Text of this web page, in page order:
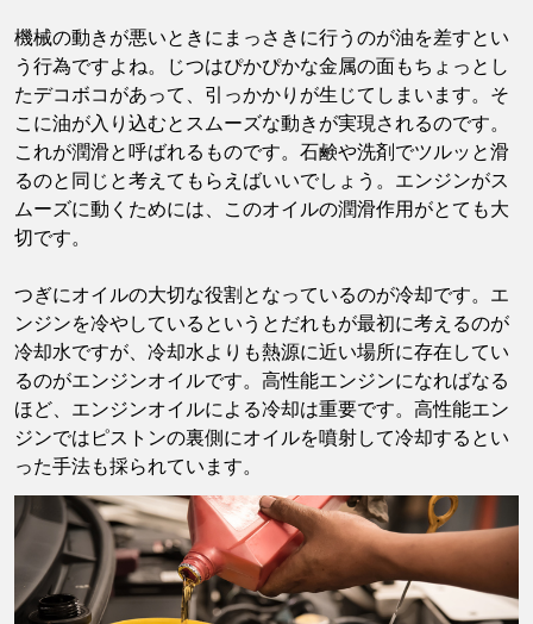
機械の動きが悪いときにまっさきに行うのが油を差すとい
う行為ですよね。じつはぴかぴかな金属の面もちょっとし
たデコボコがあって、引っかかりが生じてしまいます。そ
こに油が入り込むとスムーズな動きが実現されるのです。
これが潤滑と呼ばれるものです。石鹸や洗剤でツルッと滑
るのと同じと考えてもらえばいいでしょう。エンジンがス
ムーズに動くためには、このオイルの潤滑作用がとても大
切です。
つぎにオイルの大切な役割となっているのが冷却です。エ
ンジンを冷やしているというとだれもが最初に考えるのが
冷却水ですが、冷却水よりも熱源に近い場所に存在してい
るのがエンジンオイルです。高性能エンジンになればなる
ほど、エンジンオイルによる冷却は重要です。高性能エン
ジンではピストンの裏側にオイルを噴射して冷却するとい
った手法も採られています。